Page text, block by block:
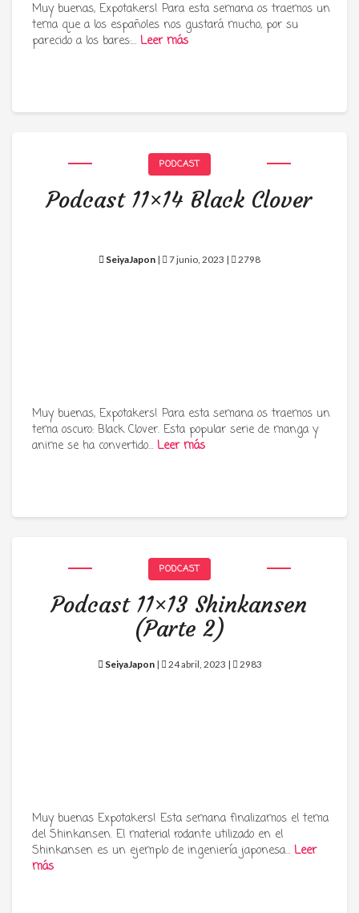
Muy buenas, Expotakers! Para esta semana os traemos un
tema que a los españoles nos gustará mucho, por su
parecido a los bares:… Leer más
PODCAST
Podcast 11×14 Black Clover
SeiyaJapon | 7 junio, 2023 | 2798
Muy buenas, Expotakers! Para esta semana os traemos un
tema oscuro: Black Clover. Esta popular serie de manga y
anime se ha convertido… Leer más
PODCAST
Podcast 11×13 Shinkansen
(Parte 2)
SeiyaJapon| 24 abril, 2023 | 2983
Muy buenas Expotakers! Esta semana finalizamos el tema
del Shinkansen. El material rodante utilizado en el
Shinkansen es un ejemplo de ingeniería japonesa… Leer
más